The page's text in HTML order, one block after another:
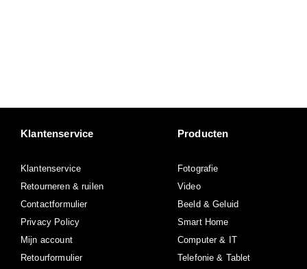
Klantenservice
Klantenservice
Retourneren & ruilen
Contactformulier
Privacy Policy
Mijn account
Retourformulier
Producten
Fotografie
Video
Beeld & Geluid
Smart Home
Computer & IT
Telefonie & Tablet